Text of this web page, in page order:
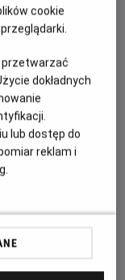
16.08.2025
część 1
część 2
się na najbardziej
na to
cookie
przetwarzać
dokładnych
lub dostęp do
reklam i